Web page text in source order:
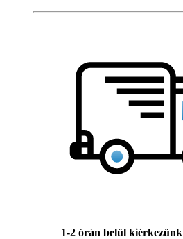
1-2 órán belül kiérkezünk